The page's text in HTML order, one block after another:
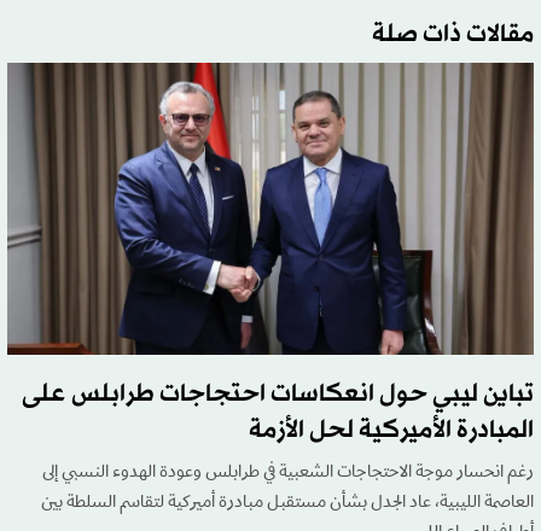
مقالات ذات صلة
تباين ليبي حول انعكاسات احتجاجات طرابلس على
المبادرة الأميركية لحل الأزمة
رغم انحسار موجة الاحتجاجات الشعبية في طرابلس وعودة الهدوء النسبي إلى
العاصمة الليبية، عاد الجدل بشأن مستقبل مبادرة أميركية لتقاسم السلطة بين